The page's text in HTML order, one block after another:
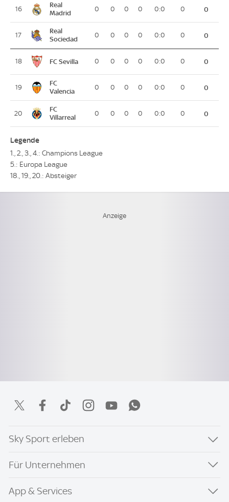
16
Real
Madrid
0 0 0 0 0:0 0 0
17
Real
Sociedad
0 0 0 0 0:0 0 0
18 FC Sevilla 0 0 0 0 0:0 0 0
19
FC
Valencia
0 0 0 0 0:0 0 0
20
FC
Villarreal
0 0 0 0 0:0 0 0
Legende
1., 2., 3., 4.: Champions League
5.: Europa League
18., 19., 20.: Absteiger
Sky Sport erleben
Für Unternehmen
App & Services